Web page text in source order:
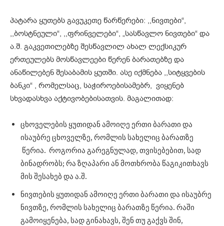
პატარა ყუთებს გავუკეთე წარწერები: ,,ნივთები“,
,,ბოსტნეული“, ,,ფრინველები“, „სასწავლო ნივთები“ და
ა.შ. გაკვეთილებზე შესწავლილ ახალ ლექსიკურ
ერთეულებს მოსწავლეები წერენ ბარათებზე და
ანაწილებენ შესაბამის ყუთში. ასე იქმნება ,,სიტყვების
ბანკი“ , რომელსაც, საჭიროებისამებრ, ვიყენებ
სხვადასხვა აქტივობებისათვის. მაგალითად:
ცხოველების ყუთიდან ამოიღე ერთი ბარათი და
ისაუბრე ცხოველზე, რომლის სახელიც ბარათზე
წერია. როგორია გარეგნულად, თვისებებით, სად
ბინადრობს; რა ზღაპარი ან მოთხრობა წაგიკითხავს
მის შესახებ და ა.შ.
ნივთების ყუთიდან ამოიღე ერთი ბარათი და ისაუბრე
ნივთზე, რომლის სახელიც ბარათზე წერია. რაში
გამოიყენება, სად გინახავს, შენ თუ გაქვს შინ,